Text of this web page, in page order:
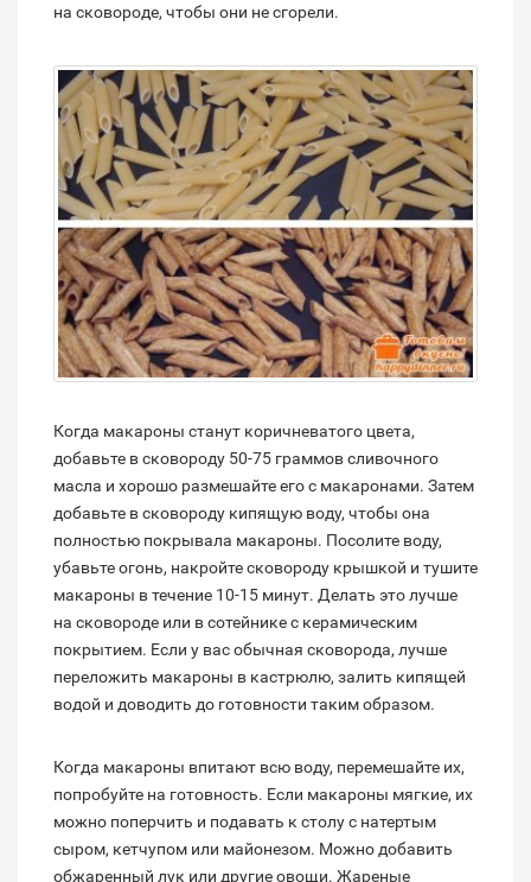
на сковороде, чтобы они не сгорели.
Когда макароны станут коричневатого цвета,
добавьте в сковороду 50-75 граммов сливочного
масла и хорошо размешайте его с макаронами. Затем
добавьте в сковороду кипящую воду, чтобы она
полностью покрывала макароны. Посолите воду,
убавьте огонь, накройте сковороду крышкой и тушите
макароны в течение 10-15 минут. Делать это лучше
на сковороде или в сотейнике с керамическим
покрытием. Если у вас обычная сковорода, лучше
переложить макароны в кастрюлю, залить кипящей
водой и доводить до готовности таким образом.
Когда макароны впитают всю воду, перемешайте их,
попробуйте на готовность. Если макароны мягкие, их
можно поперчить и подавать к столу с натертым
сыром, кетчупом или майонезом. Можно добавить
обжаренный лук или другие овощи. Жареные